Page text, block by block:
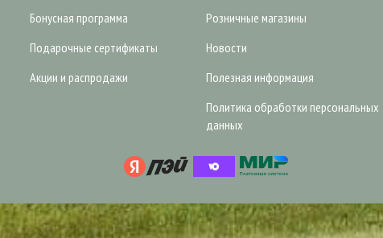
Бонусная программа
Подарочные сертификаты
Акции и распродажи
Розничные магазины
Новости
Полезная информация
Политика обработки персональных
данных